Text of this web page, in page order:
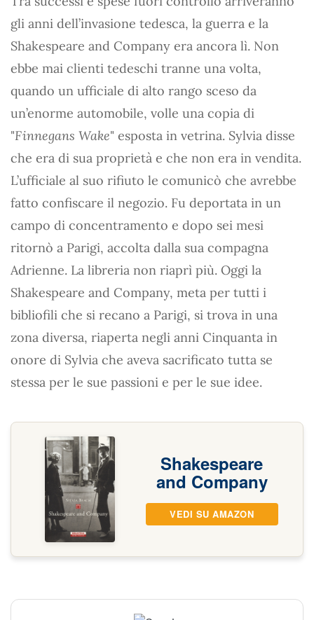
gli anni dell’invasione tedesca, la guerra e la
Shakespeare and Company era ancora lì. Non
ebbe mai clienti tedeschi tranne una volta,
quando un ufficiale di alto rango sceso da
un’enorme automobile, volle una copia di
"Finnegans Wake" esposta in vetrina. Sylvia disse
che era di sua proprietà e che non era in vendita.
L’ufficiale al suo rifiuto le comunicò che avrebbe
fatto confiscare il negozio. Fu deportata in un
campo di concentramento e dopo sei mesi
ritornò a Parigi, accolta dalla sua compagna
Adrienne. La libreria non riaprì più. Oggi la
Shakespeare and Company, meta per tutti i
bibliofili che si recano a Parigi, si trova in una
zona diversa, riaperta negli anni Cinquanta in
onore di Sylvia che aveva sacrificato tutta se
stessa per le sue passioni e per le sue idee.
Shakespeare
and Company
VEDI SU AMAZON